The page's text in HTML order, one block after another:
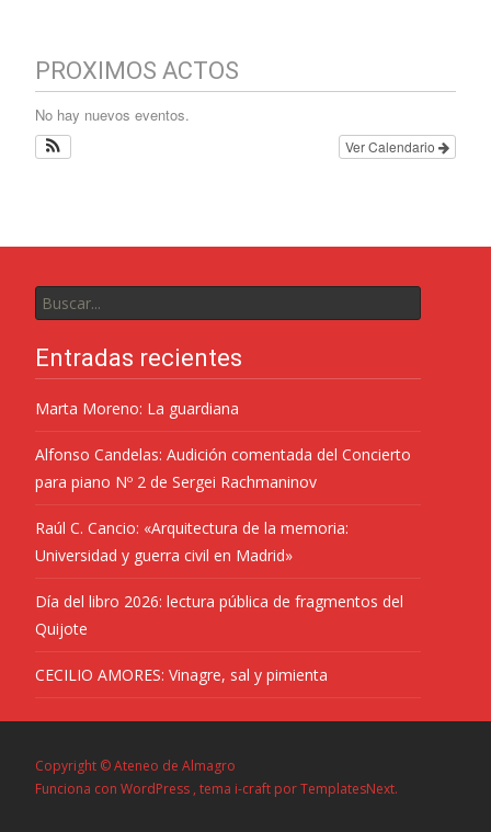
PROXIMOS ACTOS
No hay nuevos eventos.
Ver Calendario
Entradas recientes
Marta Moreno: La guardiana
Alfonso Candelas: Audición comentada del Concierto
para piano Nº 2 de Sergei Rachmaninov
Raúl C. Cancio: «Arquitectura de la memoria:
Universidad y guerra civil en Madrid»
Día del libro 2026: lectura pública de fragmentos del
Quijote
CECILIO AMORES: Vinagre, sal y pimienta
Copyright © Ateneo de Almagro
Funciona con WordPress , tema i-craft por TemplatesNext.